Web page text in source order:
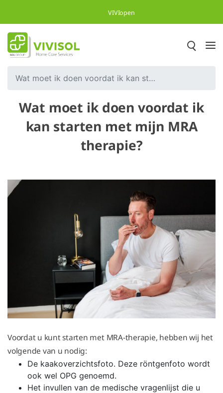
Overslaan en naar hoofdinhoud gaan
VIVIopen
Wat moet ik doen voordat ik kan starten met mijn MRA therapie?
Wat moet ik doen voordat ik
kan starten met mijn MRA
therapie?
Voordat u kunt starten met MRA-therapie, hebben wij het
volgende van u nodig:
De kaakoverzichtsfoto. Deze röntgenfoto wordt
ook wel OPG genoemd.
Het invullen van de medische vragenlijst die u